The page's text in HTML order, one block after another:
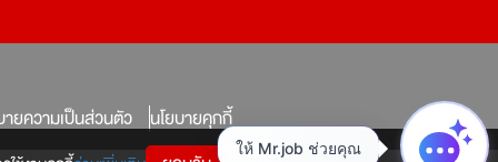
ายความเป็นส่วนตัว
นโยบายคุกกี้